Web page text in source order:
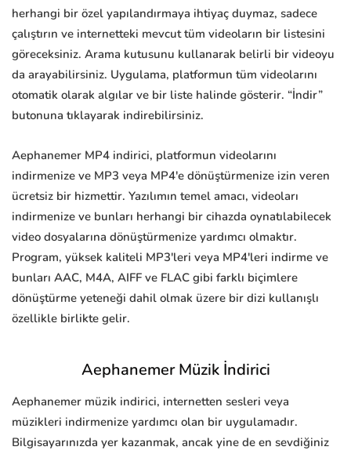
herhangi bir özel yapılandırmaya ihtiyaç duymaz, sadece
çalıştırın ve internetteki mevcut tüm videoların bir listesini
göreceksiniz. Arama kutusunu kullanarak belirli bir videoyu
da arayabilirsiniz. Uygulama, platformun tüm videolarını
otomatik olarak algılar ve bir liste halinde gösterir. “İndir”
butonuna tıklayarak indirebilirsiniz.
Aephanemer MP4 indirici, platformun videolarını
indirmenize ve MP3 veya MP4'e dönüştürmenize izin veren
ücretsiz bir hizmettir. Yazılımın temel amacı, videoları
indirmenize ve bunları herhangi bir cihazda oynatılabilecek
video dosyalarına dönüştürmenize yardımcı olmaktır.
Program, yüksek kaliteli MP3'leri veya MP4'leri indirme ve
bunları AAC, M4A, AIFF ve FLAC gibi farklı biçimlere
dönüştürme yeteneği dahil olmak üzere bir dizi kullanışlı
özellikle birlikte gelir.
Aephanemer Müzik İndirici
Aephanemer müzik indirici, internetten sesleri veya
müzikleri indirmenize yardımcı olan bir uygulamadır.
Bilgisayarınızda yer kazanmak, ancak yine de en sevdiğiniz